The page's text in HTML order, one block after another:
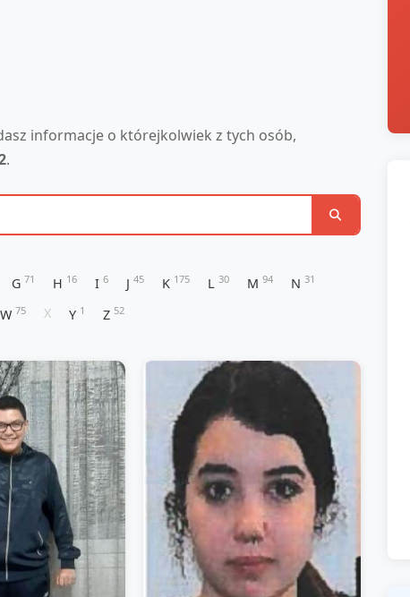
informacje o którejkolwiek z tych osób,
.
G 71 H 16 I 6 J 45 K 175 L 30 M 94 N 31
W 75 X Y 1 Z 52